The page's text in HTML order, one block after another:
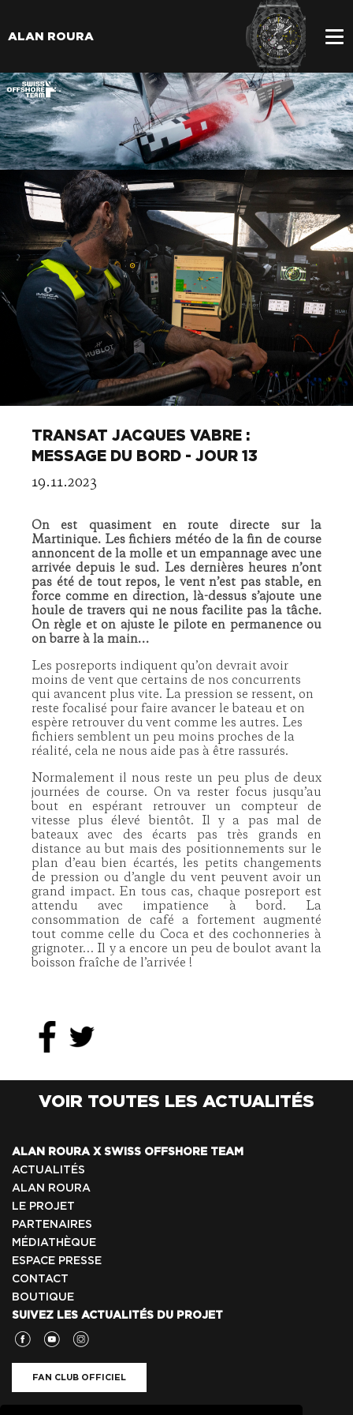
ALAN ROURA
TRANSAT JACQUES VABRE :
MESSAGE DU BORD - JOUR 13
19.11.2023
On est quasiment en route directe sur la
Martinique. Les fichiers météo de la fin de course
annoncent de la molle et un empannage avec une
arrivée depuis le sud. Les dernières heures n’ont
pas été de tout repos, le vent n’est pas stable, en
force comme en direction, là-dessus s’ajoute une
houle de travers qui ne nous facilite pas la tâche.
On règle et on ajuste le pilote en permanence ou
on barre à la main…
Les posreports indiquent qu’on devrait avoir
moins de vent que certains de nos concurrents
qui avancent plus vite. La pression se ressent, on
reste focalisé pour faire avancer le bateau et on
espère retrouver du vent comme les autres. Les
fichiers semblent un peu moins proches de la
réalité, cela ne nous aide pas à être rassurés.
Normalement il nous reste un peu plus de deux
journées de course. On va rester focus jusqu’au
bout en espérant retrouver un compteur de
vitesse plus élevé bientôt. Il y a pas mal de
bateaux avec des écarts pas très grands en
distance au but mais des positionnements sur le
plan d’eau bien écartés, les petits changements
de pression ou d’angle du vent peuvent avoir un
grand impact. En tous cas, chaque posreport est
attendu avec impatience à bord. La
consommation de café a fortement augmenté
tout comme celle du Coca et des cochonneries à
grignoter… Il y a encore un peu de boulot avant la
boisson fraîche de l’arrivée !
VOIR TOUTES LES ACTUALITÉS
ALAN ROURA X SWISS OFFSHORE TEAM
ACTUALITÉS
ALAN ROURA
LE PROJET
PARTENAIRES
MÉDIATHÈQUE
ESPACE PRESSE
CONTACT
BOUTIQUE
SUIVEZ LES ACTUALITÉS DU PROJET
FAN CLUB OFFICIEL